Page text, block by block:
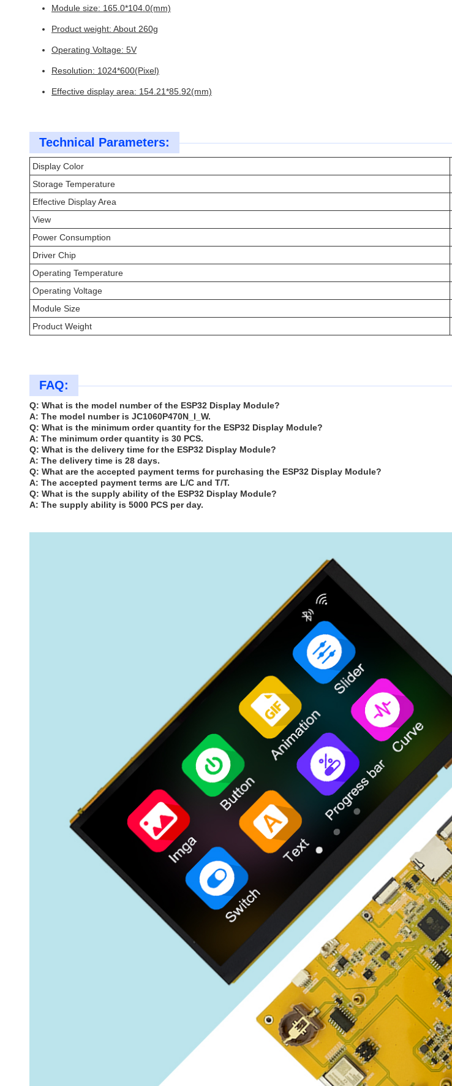
Module size: 165.0*104.0(mm)
Product weight: About 260g
Operating Voltage: 5V
Resolution: 1024*600(Pixel)
Effective display area: 154.21*85.92(mm)
Technical Parameters:
Display Color
Storage Temperature
Effective Display Area
View
Power Consumption
Driver Chip
Operating Temperature
Operating Voltage
Module Size
Product Weight
FAQ:
Q: What is the model number of the ESP32 Display Module?
A: The model number is JC1060P470N_I_W.
Q: What is the minimum order quantity for the ESP32 Display Module?
A: The minimum order quantity is 30 PCS.
Q: What is the delivery time for the ESP32 Display Module?
A: The delivery time is 28 days.
Q: What are the accepted payment terms for purchasing the ESP32 Display Module?
A: The accepted payment terms are L/C and T/T.
Q: What is the supply ability of the ESP32 Display Module?
A: The supply ability is 5000 PCS per day.